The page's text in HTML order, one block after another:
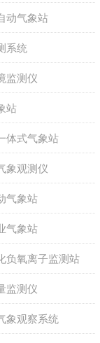
动气象站
系统
监测仪
站
体式气象站
象观测仪
气象站
气象站
负氧离子监测站
监测仪
象观察系统